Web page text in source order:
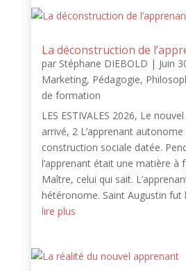
La déconstruction de
par Stéphane DIEBOLD | Juin
Marketing, Pédagogie,
de formation
LES ESTIVALES 2026, Le
arrivé, 2 L’apprenant
construction sociale datée.
l’apprenant était une matière à
Maître, celui qui sait.
hétéronome. Saint Augustin fut
lire plus